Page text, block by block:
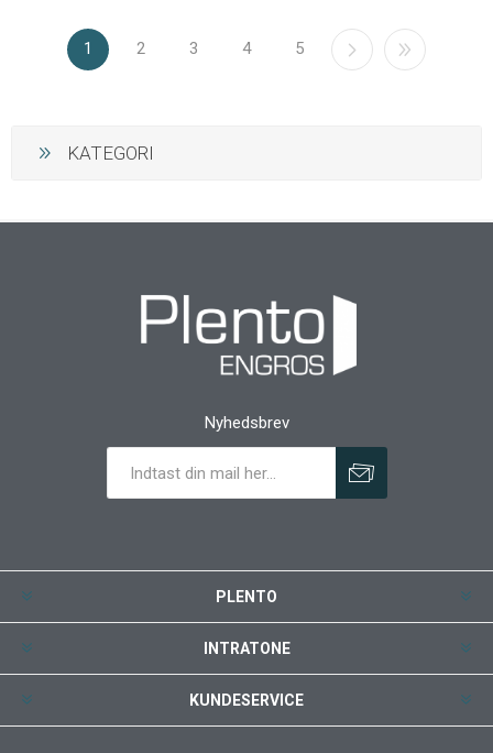
1 2 3 4 5
KATEGORI
Nyhedsbrev
PLENTO
INTRATONE
KUNDESERVICE